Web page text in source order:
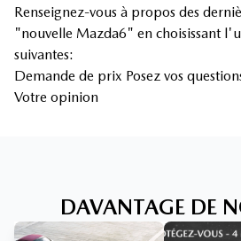
Renseignez-vous à propos des
"nouvelle Mazda6" en choisissant
suivantes:
Demande de prix Posez vos
Votre opinion
DAVANTAGE DE